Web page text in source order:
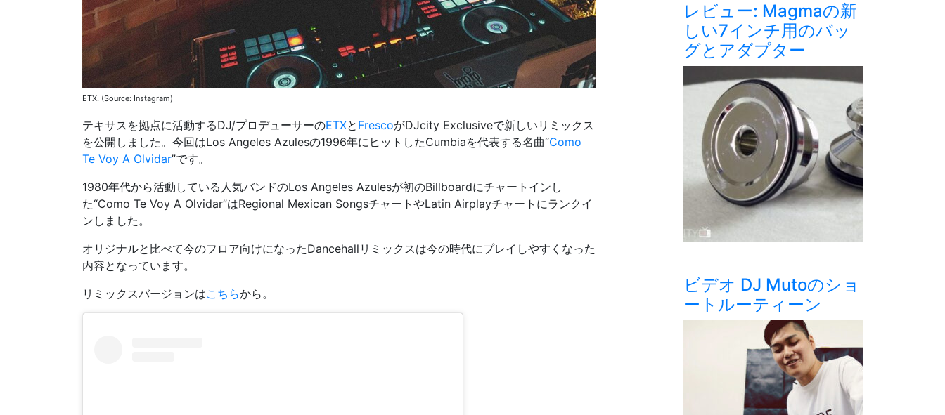
ETX. (Source: Instagram)
テキサスを拠点に活動するDJ/プロデューサーのETXと FrescoがDJcity Exclusiveで新しいリミックス
を公開しました。今回はLos Angeles Azulesの1996年にヒットしたCumbiaを代表する名曲“Como
Te Voy A Olvidar”です。
1980年代から活動している人気バンドのLos Angeles Azulesが初のBillboardにチャートインし
た“Como Te Voy A Olvidar”はRegional Mexican SongsチャートやLatin Airplayチャートにランクイ
ンしました。
オリジナルと比べて今のフロア向けになったDancehallリミックスは今の時代にプレイしやすくなった
内容となっています。
リミックスバージョンはこちらから。
レビュー: Magmaの新
しい7インチ用のバッ
グとアダプター
ビデオ DJ Mutoのショ
ートルーティーン